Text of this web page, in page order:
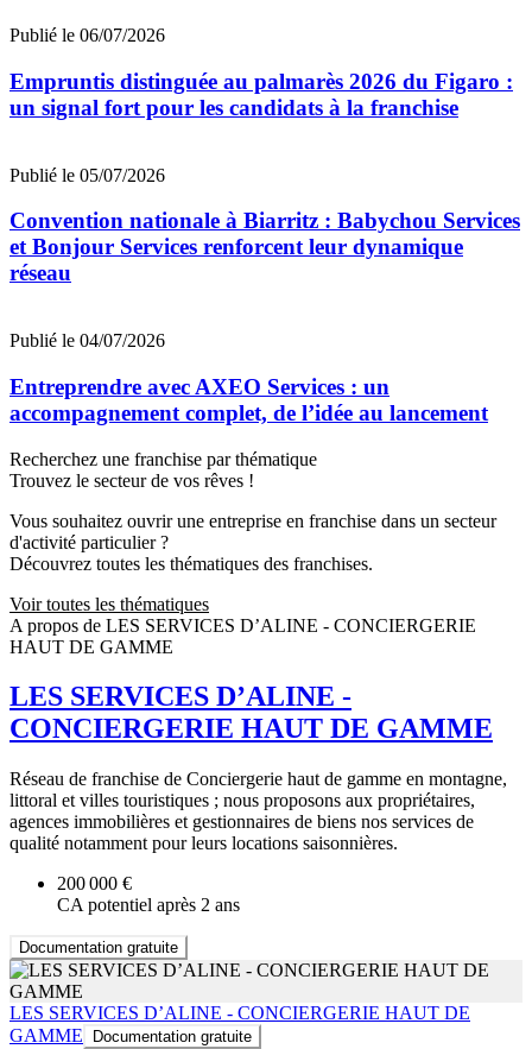
Publié le 06/07/2026
Empruntis distinguée au palmarès 2026 du Figaro :
un signal fort pour les candidats à la franchise
Publié le 05/07/2026
Convention nationale à Biarritz : Babychou Services
et Bonjour Services renforcent leur dynamique
réseau
Publié le 04/07/2026
Entreprendre avec AXEO Services : un
accompagnement complet, de l’idée au lancement
Recherchez une franchise par thématique
Trouvez le secteur de vos rêves !
Vous souhaitez ouvrir une entreprise en franchise dans un secteur
d'activité particulier ?
Découvrez toutes les thématiques des franchises.
Voir toutes les thématiques
A propos de LES SERVICES D’ALINE - CONCIERGERIE
HAUT DE GAMME
LES SERVICES D’ALINE -
CONCIERGERIE HAUT DE GAMME
Réseau de franchise de Conciergerie haut de gamme en montagne,
littoral et villes touristiques ; nous proposons aux propriétaires,
agences immobilières et gestionnaires de biens nos services de
qualité notamment pour leurs locations saisonnières.
200 000 €
CA potentiel après 2 ans
Documentation gratuite
LES SERVICES D’ALINE - CONCIERGERIE HAUT DE
GAMME
Documentation gratuite